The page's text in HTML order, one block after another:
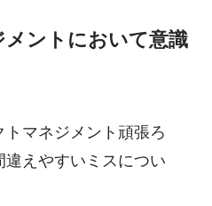
ントにおいて意識
トマネジメント頑張ろ
違えやすいミスについ